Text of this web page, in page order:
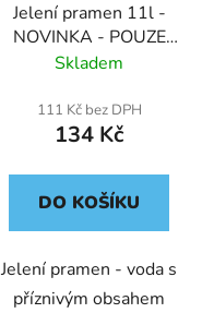
Jelení pramen 11l -
NOVINKA - POUZE
ZLÍNSKÝ /
OLOMOUCKÝ KRAJ
Skladem
111 Kč bez DPH
134 Kč
DO KOŠÍKU
Jelení pramen - voda s
příznivým obsahem